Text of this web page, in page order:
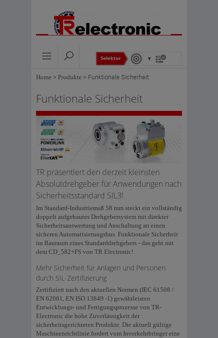
Home > Produkte > Funktionale Sicherheit
Funktionale Sicherheit
TR präsentiert den derzeit kleinsten
Absolutdrehgeber für Anwendungen nach
Sicherheitsstandard SIL3!
Im Standard-Industriemaß 58 mm steckt ein vollständig
doppelt aufgebautes Drehgebersystem mit direkter
Sicherheitsauswertung und Anschaltung an einen
sicheren Automatisierungsbus. Funktionale Sicherheit
im Bauraum eines Standarddrehgebers - das geht mit
dem CD_582+FS von TR Electronic!
Mehr Sicherheit für Anlagen und Personen
durch SIL-Zertifizierung
Zertifiziert nach den aktuellen Normen (IEC 61508 /
EN 62061, EN ISO 13849 -1) gewährleisten
Entwicklungs- und Fertigungsprozesse von TR-
Electronic die hohe Zuverlässigkeit der
sicherheitsgerichteten Produkte. Die aktuell gültige
Maschinenrichtlinie fordert vom Inverkehrbringer eine